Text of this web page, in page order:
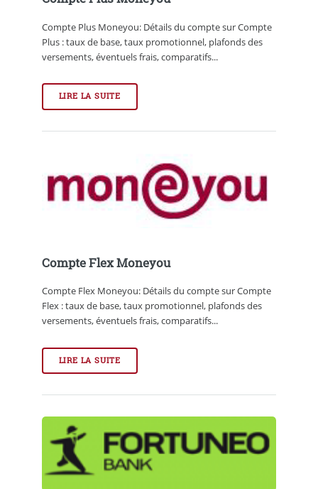
Compte Plus Moneyou: Détails du compte sur Compte
Plus : taux de base, taux promotionnel, plafonds des
versements, éventuels frais, comparatifs...
LIRE LA SUITE
Compte Flex Moneyou
Compte Flex Moneyou: Détails du compte sur Compte
Flex : taux de base, taux promotionnel, plafonds des
versements, éventuels frais, comparatifs...
LIRE LA SUITE